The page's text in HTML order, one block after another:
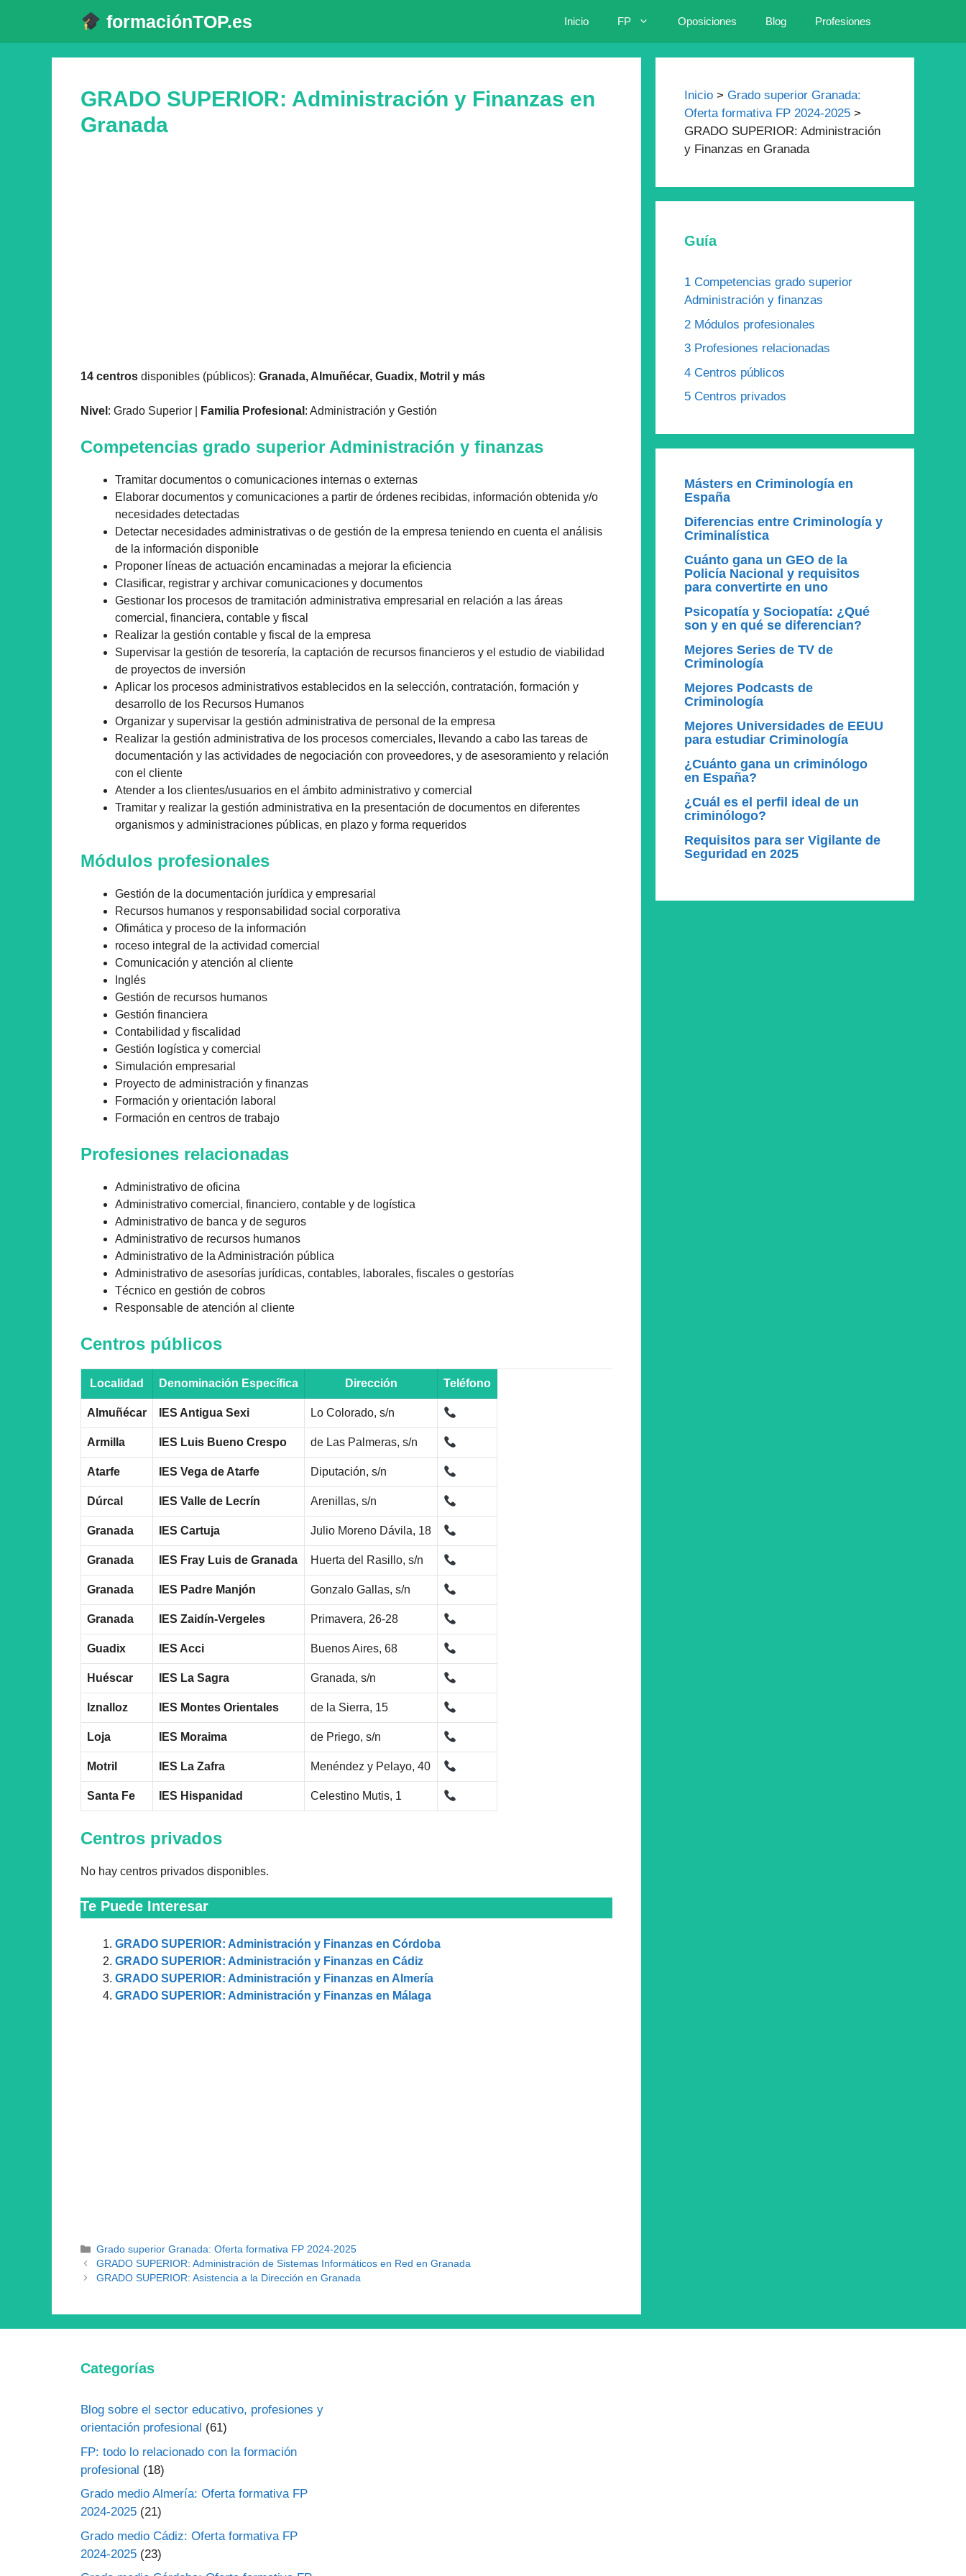
contenido
formaciónTOP.es Inicio FP Oposiciones Blog Profesiones
GRADO SUPERIOR: Administración y Finanzas en
Granada
14 centros disponibles (públicos): Granada, Almuñécar, Guadix, Motril y más
Nivel : Grado Superior | Familia Profesional : Administración y Gestión
Competencias grado superior Administración y finanzas
Tramitar documentos o comunicaciones internas o externas
Elaborar documentos y comunicaciones a partir de órdenes recibidas, información obtenida y/o
necesidades detectadas
Detectar necesidades administrativas o de gestión de la empresa teniendo en cuenta el análisis
de la información disponible
Proponer líneas de actuación encaminadas a mejorar la eficiencia
Clasificar, registrar y archivar comunicaciones y documentos
Gestionar los procesos de tramitación administrativa empresarial en relación a las áreas
comercial, financiera, contable y fiscal
Realizar la gestión contable y fiscal de la empresa
Supervisar la gestión de tesorería, la captación de recursos financieros y el estudio de viabilidad
de proyectos de inversión
Aplicar los procesos administrativos establecidos en la selección, contratación, formación y
desarrollo de los Recursos Humanos
Organizar y supervisar la gestión administrativa de personal de la empresa
Realizar la gestión administrativa de los procesos comerciales, llevando a cabo las tareas de
documentación y las actividades de negociación con proveedores, y de asesoramiento y relación
con el cliente
Atender a los clientes/usuarios en el ámbito administrativo y comercial
Tramitar y realizar la gestión administrativa en la presentación de documentos en diferentes
organismos y administraciones públicas, en plazo y forma requeridos
Módulos profesionales
Gestión de la documentación jurídica y empresarial
Recursos humanos y responsabilidad social corporativa
Ofimática y proceso de la información
roceso integral de la actividad comercial
Comunicación y atención al cliente
Inglés
Gestión de recursos humanos
Gestión financiera
Contabilidad y fiscalidad
Gestión logística y comercial
Simulación empresarial
Proyecto de administración y finanzas
Formación y orientación laboral
Formación en centros de trabajo
Profesiones relacionadas
Administrativo de oficina
Administrativo comercial, financiero, contable y de logística
Administrativo de banca y de seguros
Administrativo de recursos humanos
Administrativo de la Administración pública
Administrativo de asesorías jurídicas, contables, laborales, fiscales o gestorías
Técnico en gestión de cobros
Responsable de atención al cliente
Centros públicos
Localidad Denominación Específica Dirección Teléfono
Almuñécar IES Antigua Sexi Lo Colorado, s/n
Armilla IES Luis Bueno Crespo de Las Palmeras, s/n
Atarfe IES Vega de Atarfe Diputación, s/n
Dúrcal IES Valle de Lecrín Arenillas, s/n
Granada IES Cartuja Julio Moreno Dávila, 18
Granada IES Fray Luis de Granada Huerta del Rasillo, s/n
Granada IES Padre Manjón Gonzalo Gallas, s/n
Granada IES Zaidín-Vergeles Primavera, 26-28
Guadix IES Acci Buenos Aires, 68
Huéscar IES La Sagra Granada, s/n
Iznalloz IES Montes Orientales de la Sierra, 15
Loja IES Moraima de Priego, s/n
Motril IES La Zafra Menéndez y Pelayo, 40
Santa Fe IES Hispanidad Celestino Mutis, 1
Centros privados
No hay centros privados disponibles.
Te Puede Interesar
GRADO SUPERIOR: Administración y Finanzas en Córdoba
GRADO SUPERIOR: Administración y Finanzas en Cádiz
GRADO SUPERIOR: Administración y Finanzas en Almería
GRADO SUPERIOR: Administración y Finanzas en Málaga
Categorías
Grado superior Granada: Oferta formativa FP 2024-2025
GRADO SUPERIOR: Administración de Sistemas Informáticos en Red en Granada
GRADO SUPERIOR: Asistencia a la Dirección en Granada
Inicio > Grado superior Granada:
Oferta formativa FP 2024-2025 >
GRADO SUPERIOR: Administración
y Finanzas en Granada
Guía
1 Competencias grado superior
Administración y finanzas
2 Módulos profesionales
3 Profesiones relacionadas
4 Centros públicos
5 Centros privados
Másters en Criminología en
España
Diferencias entre Criminología y
Criminalística
Cuánto gana un GEO de la
Policía Nacional y requisitos
para convertirte en uno
Psicopatía y Sociopatía: ¿Qué
son y en qué se diferencian?
Mejores Series de TV de
Criminología
Mejores Podcasts de
Criminología
Mejores Universidades de EEUU
para estudiar Criminología
¿Cuánto gana un criminólogo
en España?
¿Cuál es el perfil ideal de un
criminólogo?
Requisitos para ser Vigilante de
Seguridad en 2025
Categorías
Blog sobre el sector educativo, profesiones y
orientación profesional (61)
FP: todo lo relacionado con la formación
profesional (18)
Grado medio Almería: Oferta formativa FP
2024-2025 (21)
Grado medio Cádiz: Oferta formativa FP
2024-2025 (23)